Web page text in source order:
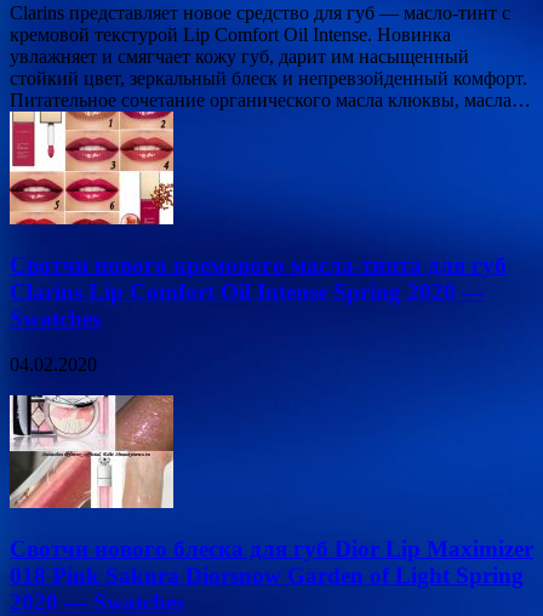
Clarins представляет новое средство для губ — масло-тинт с
кремовой текстурой Lip Сomfort Oil Intense. Новинка
увлажняет и смягчает кожу губ, дарит им насыщенный
стойкий цвет, зеркальный блеск и непревзойденный комфорт.
Питательное сочетание органического масла клюквы, масла…
Свотчи нового кремового масла-тинта для губ
Clarins Lip Сomfort Oil Intense Spring 2020 —
Swatches
04.02.2020
Свотчи нового блеска для губ Dior Lip Maximizer
018 Pink Sakura Diorsnow Garden of Light Spring
2020 — Swatches